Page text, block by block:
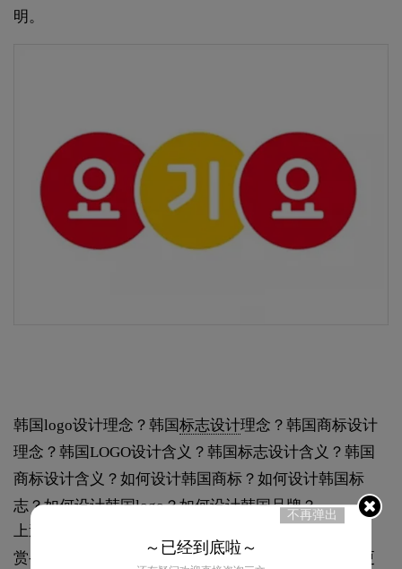
明。
韩国logo设计理念？韩国标志设计理念？韩国商标设计
理念？韩国LOGO设计含义？韩国标志设计含义？韩国
商标设计含义？如何设计韩国商标？如何设计韩国标
志？如何设计韩国logo？如何设计韩国品牌？
上述内容是我们为您准备的关于“ 波浪纹LOGO设计欣
赏-长河实业商标logo设计理念”全部内容，想要了解更
不再弹出
～已经到底啦～